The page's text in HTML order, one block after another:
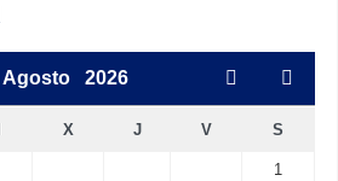
Agosto 2026
X J V S
1